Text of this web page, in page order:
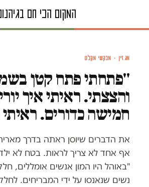
איור: עובדיה בנישו
מגזין · מבקשי מקלט
"פתחתי פתח קטן
והצצתי. ראיתי איך
חמישה כדורים.
את הדברים שיוסן ראתה בדרך
אף אחד לא צריך לראות. בטח לא
"באוהל היו המון אנשים אומללים,
נשים שנאנסו על ידי המבריחים.